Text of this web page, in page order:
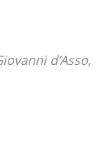
d’Asso,